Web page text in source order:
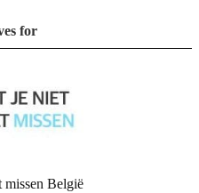
for
België